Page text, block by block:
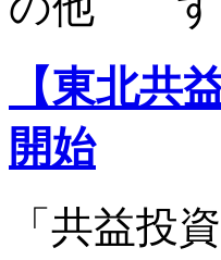
【東北共
開始
「共益投